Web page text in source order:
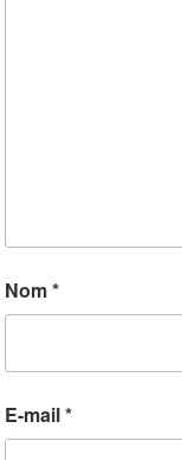
Nom*
E-mail*